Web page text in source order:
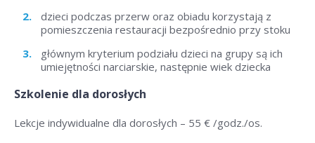
dzieci podczas przerw oraz obiadu korzystają z
pomieszczenia restauracji bezpośrednio przy stoku
głównym kryterium podziału dzieci na grupy są ich
umiejętności narciarskie, następnie wiek dziecka
Szkolenie dla dorosłych
Lekcje indywidualne dla dorosłych – 55 € /godz./os.